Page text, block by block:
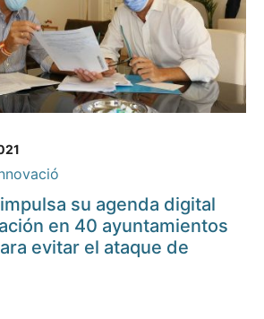
su agenda digital
en 40 ayuntamientos
evitar el ataque de